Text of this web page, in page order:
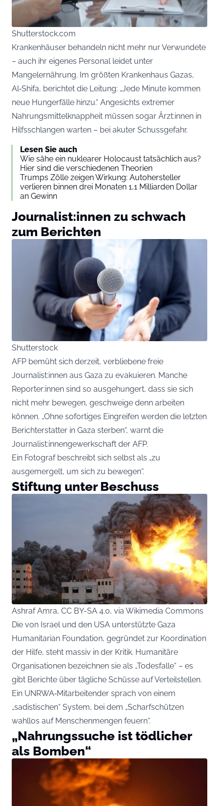
Shutterstock.com
Krankenhäuser behandeln nicht mehr nur Verwundete
– auch ihr eigenes Personal leidet unter
Mangelernährung. Im größten Krankenhaus Gazas,
Al‑Shifa, berichtet die Leitung: „Jede Minute kommen
neue Hungerfälle hinzu.“ Angesichts extremer
Nahrungsmittelknappheit müssen sogar Ärzt:innen in
Hilfsschlangen warten – bei akuter Schussgefahr.
Lesen Sie auch
Wie sähe ein nuklearer Holocaust tatsächlich aus?
Hier sind die verschiedenen Theorien
Trumps Zölle zeigen Wirkung: Autohersteller
verlieren binnen drei Monaten 1,1 Milliarden Dollar
an Gewinn
Journalist:innen zu schwach
zum Berichten
Shutterstock
AFP bemüht sich derzeit, verbliebene freie
Journalist:innen aus Gaza zu evakuieren. Manche
Reporter:innen sind so ausgehungert, dass sie sich
nicht mehr bewegen, geschweige denn arbeiten
können. „Ohne sofortiges Eingreifen werden die letzten
Berichterstatter in Gaza sterben“, warnt die
Journalist:innengewerkschaft der AFP.
Ein Fotograf beschreibt sich selbst als „zu
ausgemergelt, um sich zu bewegen“.
Stiftung unter Beschuss
Ashraf Amra, CC BY-SA 4.0, via Wikimedia Commons
Die von Israel und den USA unterstützte Gaza
Humanitarian Foundation, gegründet zur Koordination
der Hilfe, steht massiv in der Kritik. Humanitäre
Organisationen bezeichnen sie als „Todesfalle“ – es
gibt Berichte über tägliche Schüsse auf Verteilstellen.
Ein UNRWA‑Mitarbeitender sprach von einem
„sadistischen“ System, bei dem „Scharfschützen
wahllos auf Menschenmengen feuern“.
„Nahrungssuche ist tödlicher
als Bomben“